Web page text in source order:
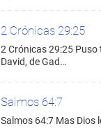
2 Crónicas 29:25
2 Crónicas 29:25
David, de Gad…
Salmos 64:7
Salmos 64:7 Mas Dios